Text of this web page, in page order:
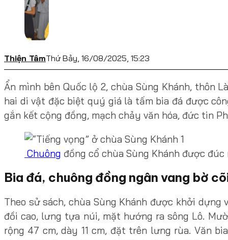
Thiện TâmThứ Bảy, 16/08/2025, 15:23
Ẩn mình bên Quốc lộ 2, chùa Sùng Khánh, thôn
hai di vật đặc biệt quý giá là tấm bia đá được
gắn kết cộng đồng, mạch chảy văn hóa, đức tin
Chuông đồng cổ chùa Sùng Khánh được đúc
Bia đá, chuông đồng ngân vang bờ
Theo sử sách, chùa Sùng Khánh được khởi
đồi cao, lưng tựa núi, mặt hướng ra sông Lô.
rộng 47 cm, dày 11 cm, đặt trên lưng rùa. Văn